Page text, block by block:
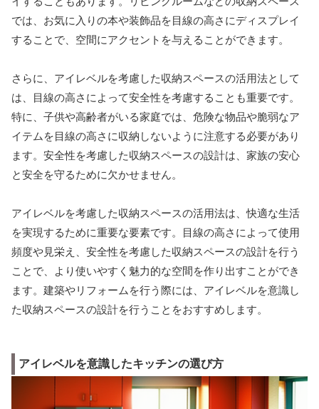
では、お気に入りの本や装飾品を目線の高さにディスプレイ
することで、空間にアクセントを与えることができます。
さらに、アイレベルを考慮した収納スペースの活用法として
は、目線の高さによって安全性を考慮することも重要です。
特に、子供や高齢者がいる家庭では、危険な物品や脆弱なア
イテムを目線の高さに収納しないように注意する必要があり
ます。安全性を考慮した収納スペースの設計は、家族の安心
と安全を守るために欠かせません。
アイレベルを考慮した収納スペースの活用法は、快適な生活
を実現するために重要な要素です。目線の高さによって使用
頻度や見栄え、安全性を考慮した収納スペースの設計を行う
ことで、より使いやすく魅力的な空間を作り出すことができ
ます。建築やリフォームを行う際には、アイレベルを意識し
た収納スペースの設計を行うことをおすすめします。
アイレベルを意識したキッチンの選び方